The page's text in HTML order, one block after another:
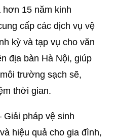
15 năm kinh
cấp các dịch vụ vệ
kỳ và tạp vụ cho văn
địa bàn Hà Nội, giúp
trường sạch sẽ,
thời gian.
Giải pháp vệ sinh
hiệu quả cho gia đình,